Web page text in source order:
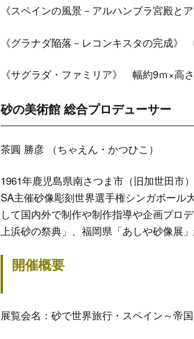
《スペインの風景－アルハンブラ宮殿
《グラナダ陥落－レコンキスタの完成
《サグラダ・ファミリア》 幅約9ｍ×高
砂の美術
茶圓 勝彦 （ちゃえん・かつひこ）
1961年鹿児島県南さつま市（旧加世田市
SA主催砂像彫刻世界選手権シンガポール
して国内外で制作や制作指導や企画プロ
上浜砂の祭典」、福岡県「あしや砂像展
開
展覧会名：砂で世界旅行・スペイン～帝